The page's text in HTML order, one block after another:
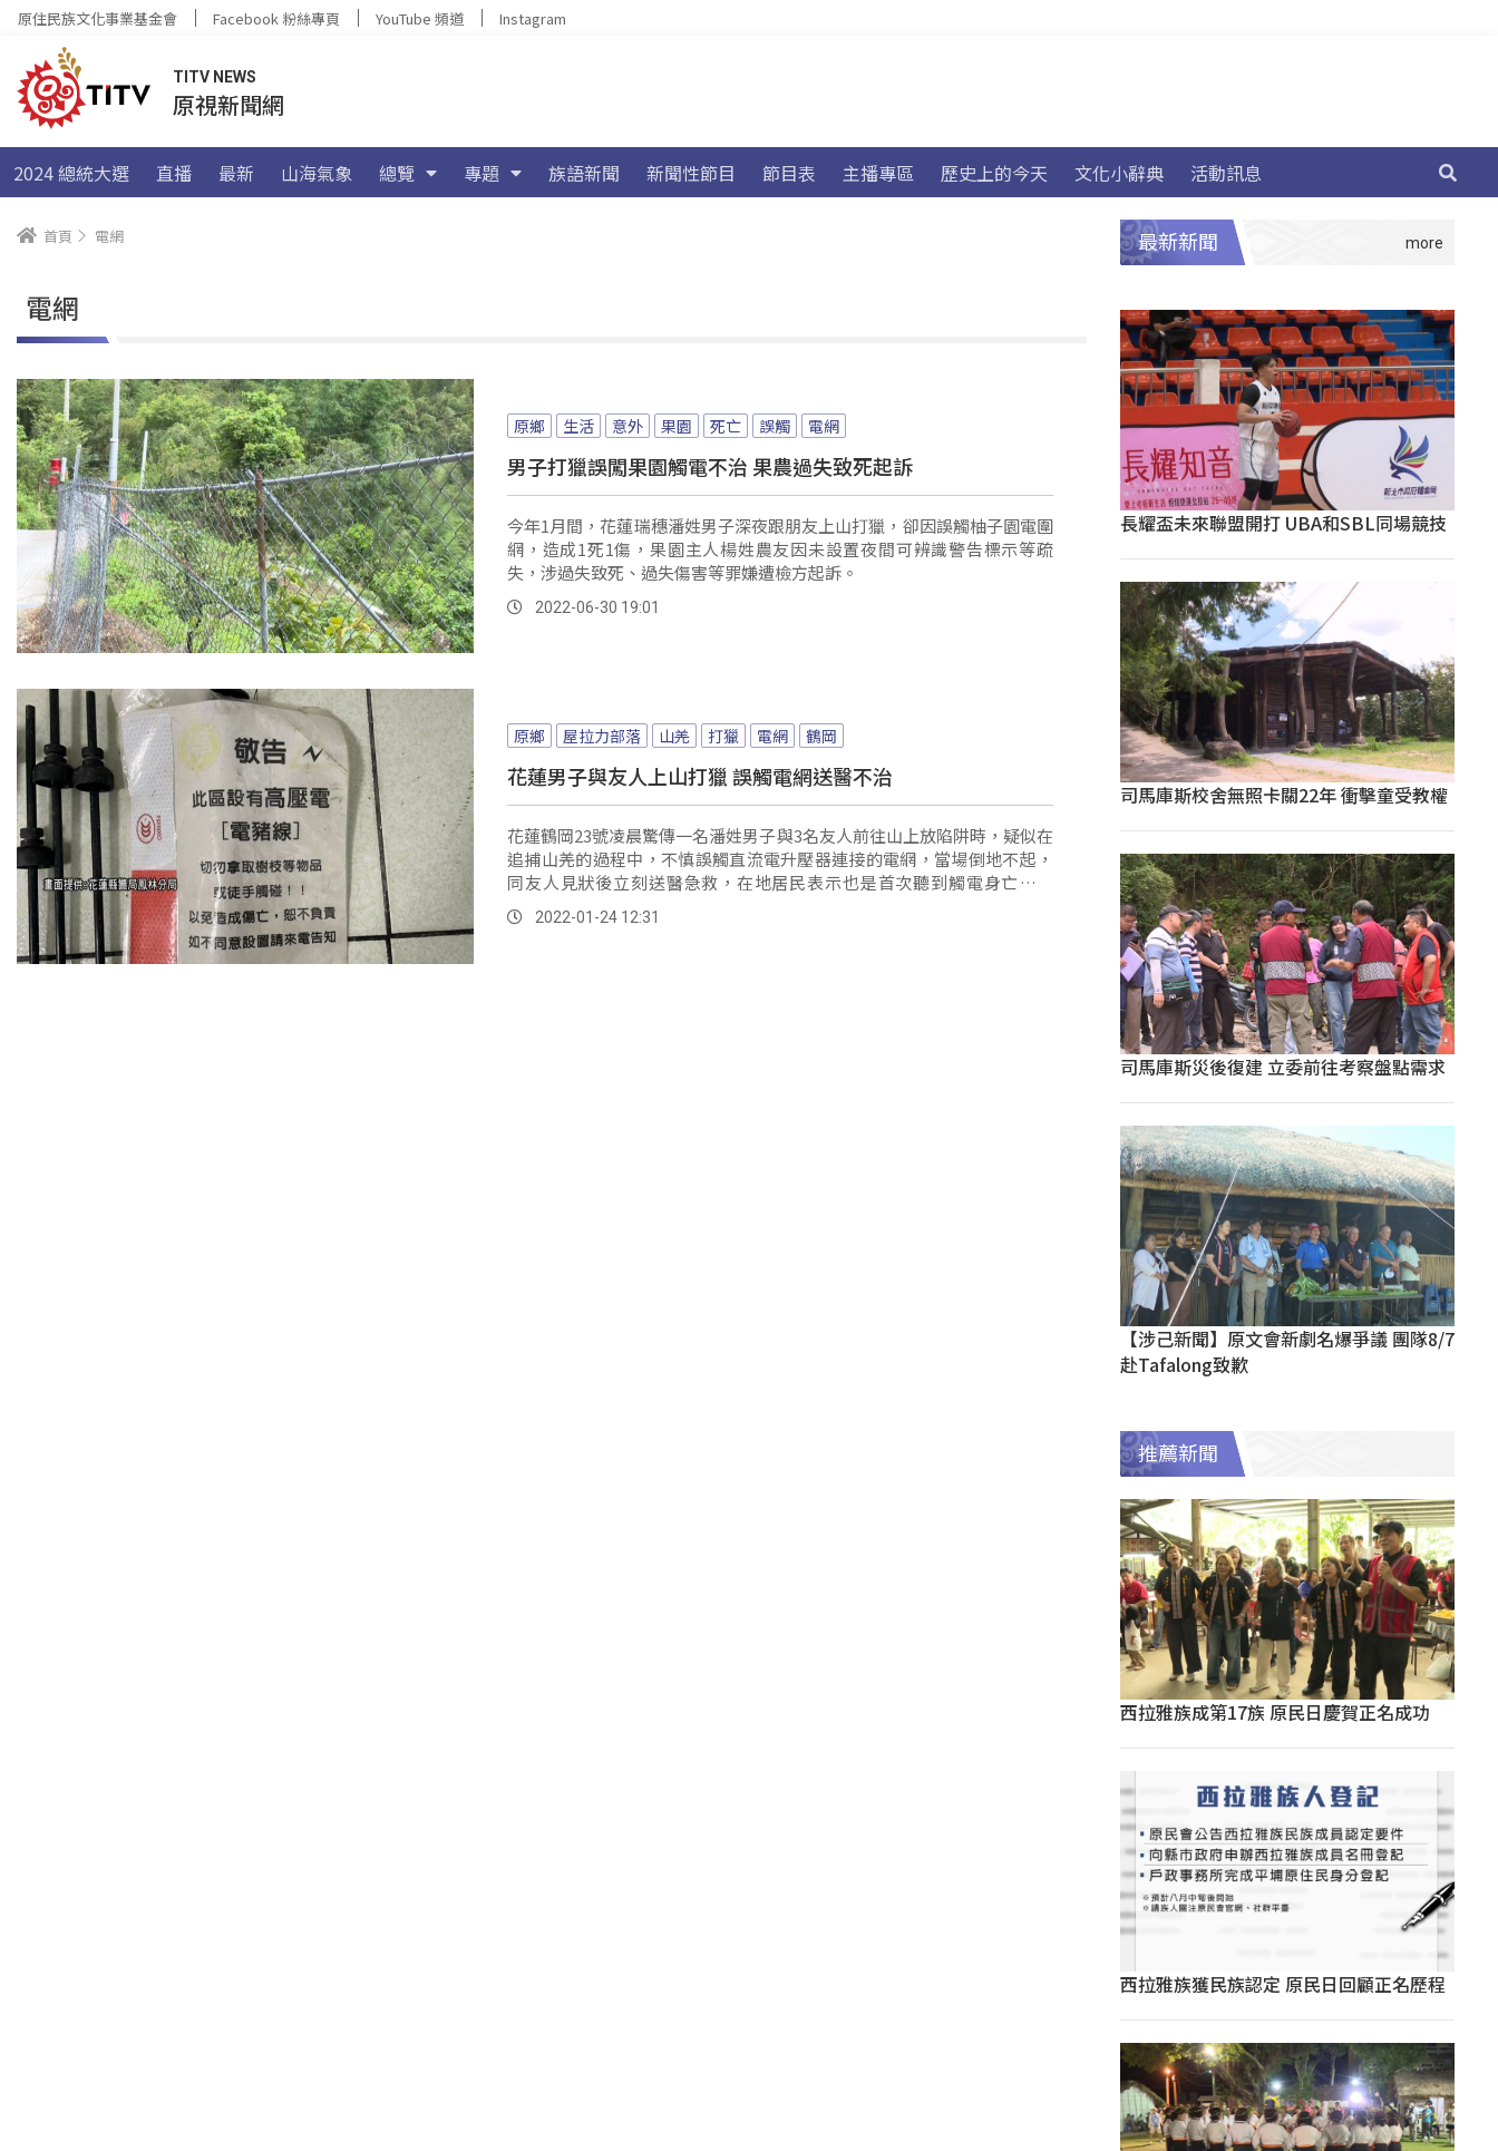
原住民族文化事業基金會 Facebook 粉絲專頁 YouTube 頻道 Instagram
TITV NEWS
原視新聞網
2024 總統大選 直播 最新 山海氣象 總覽 專題 族語新聞 新聞性節目 節目表 主播專區 歷史上的今天 文化小辭典 活動訊息
首頁 電網
電網
原鄉 生活 意外 果園 死亡 誤觸 電網
男子打獵誤闖果園觸電不治 果農過失致死起訴
今年1月間，花蓮瑞穗潘姓男子深夜跟朋友上山打獵，卻因誤觸柚子園電圍
網，造成1死1傷，果園主人楊姓農友因未設置夜間可辨識警告標示等疏
失，涉過失致死、過失傷害等罪嫌遭檢方起訴。
2022-06-30 19:01
原鄉 屋拉力部落 山羌 打獵 電網 鶴岡
花蓮男子與友人上山打獵 誤觸電網送醫不治
花蓮鶴岡23號凌晨驚傳一名潘姓男子與3名友人前往山上放陷阱時，疑似在
追捕山羌的過程中，不慎誤觸直流電升壓器連接的電網，當場倒地不起，
同友人見狀後立刻送醫急救，在地居民表示也是首次聽到觸電身亡的事
件。2022-01-24 12:31
最新新聞
長耀盃未來聯盟開打 UBA和SBL同場競技
司馬庫斯校舍無照卡關22年 衝擊童受教權
司馬庫斯災後復建 立委前往考察盤點需求
【涉己新聞】原文會新劇名爆爭議 團隊8/7
赴Tafalong致歉
推薦新聞
西拉雅族成第17族 原民日慶賀正名成功
西拉雅族獲民族認定 原民日回顧正名歷程